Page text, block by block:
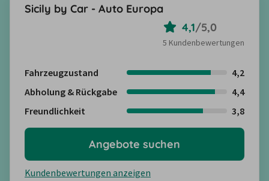
Sicily by Car - Auto Europa
4,1/5,0
5 Kundenbewertungen
Fahrzeugzustand
4,2
Abholung & Rückgabe
4,4
Freundlichkeit
3,8
Kundenbewertungen anzeigen
Angebote suchen